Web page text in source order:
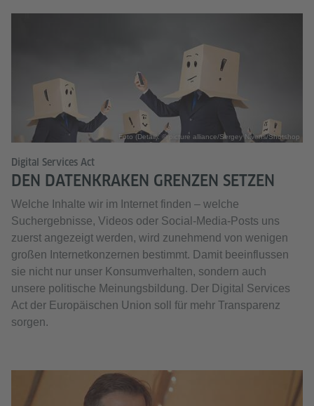
Foto (Detail): © picture alliance/Sergey Nivens/Shotshop
Digital Services Act
DEN DATENKRAKEN GRENZEN SETZEN
Welche Inhalte wir im Internet finden – welche
Suchergebnisse, Videos oder Social-Media-Posts uns
zuerst angezeigt werden, wird zunehmend von wenigen
großen Internetkonzernen bestimmt. Damit beeinflussen
sie nicht nur unser Konsumverhalten, sondern auch
unsere politische Meinungsbildung. Der Digital Services
Act der Europäischen Union soll für mehr Transparenz
sorgen.